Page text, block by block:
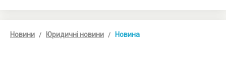
Новини Юридичні новини Новина